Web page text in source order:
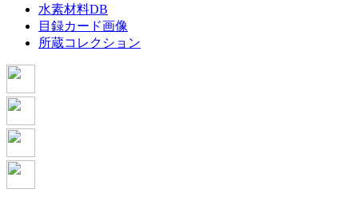
水素材料DB
目録カード画像
所蔵コレクション